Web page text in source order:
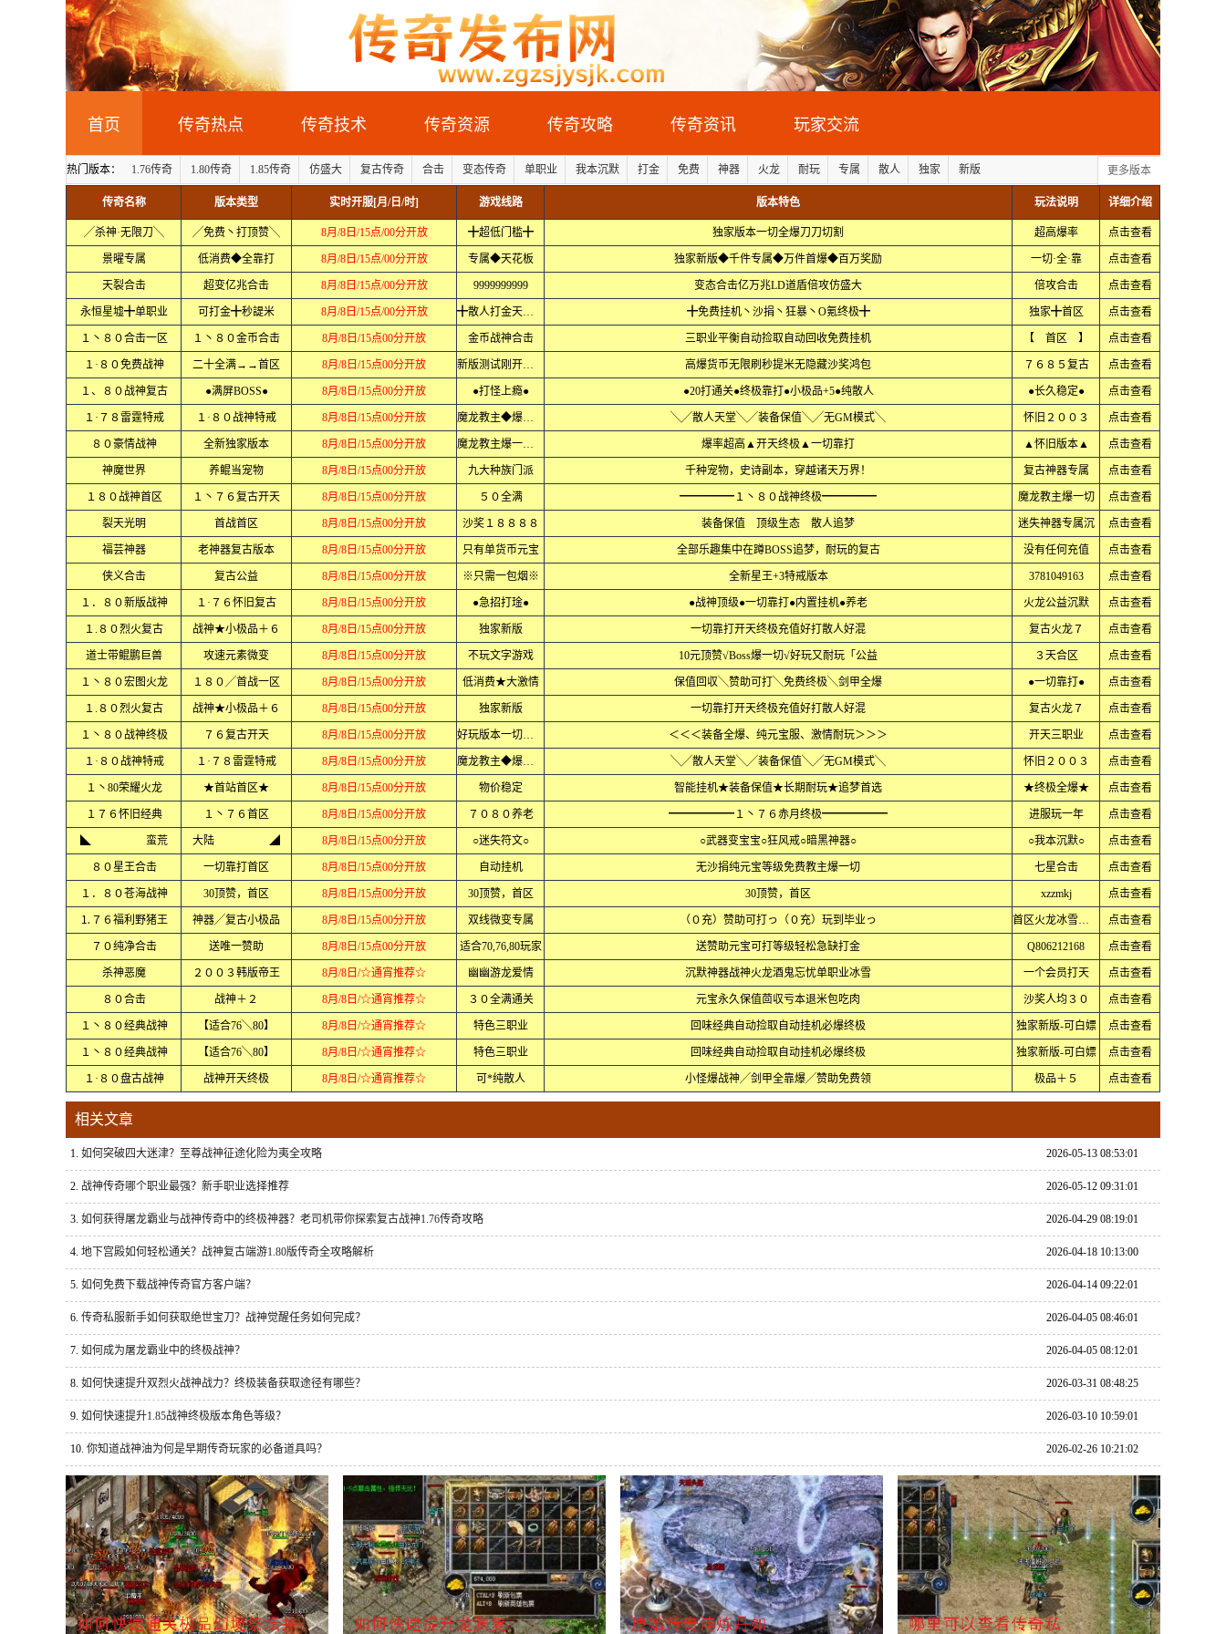
首页 传奇热点 传奇技术 传奇资源 传奇攻略 传奇资讯 玩家交流
热门版本： 1.76传奇 1.80传奇 1.85传奇 仿盛大 复古传奇 合击 变态传奇 单职业 我本沉默 打金 免费 神器 火龙 耐玩 专属 散人 独家 新版 更多版本
传奇名称 版本类型 实时开服[月/日/时] 游戏线路 版本特色 玩法说明 详细介绍
╱杀神·无限刀╲ ╱免费丶打顶赞╲ 8月/8日/15点/00分开放 ╋超低门槛╋ 独家版本一切全爆刀刀切割 超高爆率 点击查看
景曜专属 低消费◆全靠打 8月/8日/15点/00分开放 专属◆天花板 独家新版◆千件专属◆万件首爆◆百万奖励 一切·全·靠 点击查看
天裂合击 超变亿兆合击 8月/8日/15点/00分开放 9999999999 变态合击亿万兆LD道盾倍攻仿盛大 倍攻合击 点击查看
永恒星墟╋单职业 可打金╋秒諟米 8月/8日/15点/00分开放 ╋散人打金天堂╋ ╋免费挂机丶沙捐丶狂暴丶O氪终极╋ 独家╋首区 点击查看
１丶８０合击一区 １丶８０金币合击 8月/8日/15点00分开放 金币战神合击 三职业平衡自动捡取自动回收免费挂机 【 首区 】 点击查看
１·８０免费战神 二十全满→→首区 8月/8日/15点00分开放 新版测试刚开一秒 高爆货币无限刷秒提米无隐藏沙奖鸿包 ７６８５复古 点击查看
１、８０战神复古 ●满屏BOSS● 8月/8日/15点00分开放 ●打怪上瘾● ●20打通关●终极靠打●小极品+5●纯散人 ●长久稳定● 点击查看
１·７８雷霆特戒 １·８０战神特戒 8月/8日/15点00分开放 魔龙教主◆爆一切 ╲╱散人天堂╲╱装备保值╲╱无GM模式╲ 怀旧２００３ 点击查看
８０豪情战神 全新独家版本 8月/8日/15点00分开放 魔龙教主爆一切▲ 爆率超高▲开天终极▲一切靠打 ▲怀旧版本▲ 点击查看
神魔世界 养鲲当宠物 8月/8日/15点00分开放 九大种族门派 千种宠物，史诗副本，穿越诸天万界！ 复古神器专属 点击查看
１８０战神首区 １丶７６复古开天 8月/8日/15点00分开放 ５０全满 ━━━━━１丶８０战神终极━━━━━ 魔龙教主爆一切 点击查看
裂天光明 首战首区 8月/8日/15点00分开放 沙奖１８８８８ 装备保值 顶级生态 散人追梦 迷失神器专属沉 点击查看
福芸神器 老神器复古版本 8月/8日/15点00分开放 只有单货币元宝 全部乐趣集中在蹲BOSS追梦，耐玩的复古 没有任何充值 点击查看
侠义合击 复古公益 8月/8日/15点00分开放 ※只需一包烟※ 全新星王+3特戒版本 3781049163 点击查看
１．８０新版战神 １·７６怀旧复古 8月/8日/15点00分开放 ●急招打琻● ●战神顶级●一切靠打●内置挂机●养老 火龙公益沉默 点击查看
１.８０烈火复古 战神★小极品＋６ 8月/8日/15点00分开放 独家新版 一切靠打开天终极充值好打散人好混 复古火龙７ 点击查看
道士带鲲鹏巨兽 攻速元素微变 8月/8日/15点00分开放 不玩文字游戏 10元顶赞√Boss爆一切√好玩又耐玩「公益 ３天合区 点击查看
１丶８０宏图火龙 １８０╱首战一区 8月/8日/15点00分开放 低消费★大激情 保值回収╲赞助可打╲免费终极╲剑甲全爆 ●一切靠打● 点击查看
１.８０烈火复古 战神★小极品＋６ 8月/8日/15点00分开放 独家新版 一切靠打开天终极充值好打散人好混 复古火龙７ 点击查看
１丶８０战神终极 ７６复古开天 8月/8日/15点00分开放 好玩版本一切靠爆 ＜＜＜装备全爆、纯元宝服、激情耐玩＞＞＞ 开天三职业 点击查看
１·８０战神特戒 １·７８雷霆特戒 8月/8日/15点00分开放 魔龙教主◆爆一切 ╲╱散人天堂╲╱装备保值╲╱无GM模式╲ 怀旧２００３ 点击查看
１丶80荣耀火龙 ★首站首区★ 8月/8日/15点00分开放 物价稳定 智能挂机★装备保值★长期耐玩★追梦首选 ★终极全爆★ 点击查看
１７６怀旧经典 １丶７６首区 8月/8日/15点00分开放 ７０８０养老 ━━━━━━１丶７６赤月终极━━━━━━ 进服玩一年 点击查看
◣ 蛮荒 大陆 ◢ 8月/8日/15点00分开放 ○迷失符文○ ○武器变宝宝○狂风戒○暗黑神器○ ○我本沉默○ 点击查看
８０星王合击 一切靠打首区 8月/8日/15点00分开放 自动挂机 无沙捐纯元宝等级免费教主爆一切 七星合击 点击查看
１．８０苍海战神 30顶赞，首区 8月/8日/15点00分开放 30顶赞，首区 30顶赞，首区 xzzmkj 点击查看
⒈７６福利野猪王 神器╱复古小极品 8月/8日/15点00分开放 双线微变专属 （０充）赞助可打っ（０充）玩到毕业っ 首区火龙冰雪公益 点击查看
７０纯净合击 送唯一赞助 8月/8日/15点00分开放 适合70,76,80玩家 送赞助元宝可打等级轻松急缺打金 Q806212168 点击查看
杀神恶魔 ２００３韩版帝王 8月/8日/☆通宵推荐☆ 幽幽游龙爱情 沉默神器战神火龙酒鬼忘忧单职业冰雪 一个会员打天 点击查看
８０合击 战神＋２ 8月/8日/☆通宵推荐☆ ３０全满通关 元宝永久保值茴収亏本退米包吃肉 沙奖人均３０ 点击查看
１丶８０经典战神 【适合76╲80】 8月/8日/☆通宵推荐☆ 特色三职业 回味经典自动捡取自动挂机必爆终极 独家新版-可白嫖 点击查看
１丶８０经典战神 【适合76╲80】 8月/8日/☆通宵推荐☆ 特色三职业 回味经典自动捡取自动挂机必爆终极 独家新版-可白嫖 点击查看
１·８０盘古战神 战神开天终极 8月/8日/☆通宵推荐☆ 可*纯散人 小怪爆战神╱剑甲全靠爆╱赞助免费领 极品＋５ 点击查看
相关文章
1. 如何突破四大迷津？至尊战神征途化险为夷全攻略 2026-05-13 08:53:01
2. 战神传奇哪个职业最强？新手职业选择推荐 2026-05-12 09:31:01
3. 如何获得屠龙霸业与战神传奇中的终极神器？老司机带你探索复古战神1.76传奇攻略 2026-04-29 08:19:01
4. 地下宫殿如何轻松通关？战神复古端游1.80版传奇全攻略解析 2026-04-18 10:13:00
5. 如何免费下载战神传奇官方客户端？ 2026-04-14 09:22:01
6. 传奇私服新手如何获取绝世宝刀？战神觉醒任务如何完成？ 2026-04-05 08:46:01
7. 如何成为屠龙霸业中的终极战神？ 2026-04-05 08:12:01
8. 如何快速提升双烈火战神战力？终极装备获取途径有哪些？ 2026-03-31 08:48:25
9. 如何快速提升1.85战神终极版本角色等级？ 2026-03-10 10:59:01
10. 你知道战神油为何是早期传奇玩家的必备道具吗？ 2026-02-26 10:21:02